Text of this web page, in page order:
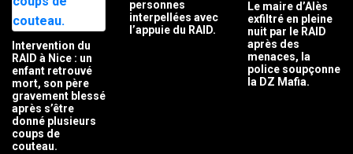
Intervention du
RAID à Nice : un
enfant retrouvé
mort, son père
gravement blessé
après s’être
donné plusieurs
coups de
couteau.
personnes
interpellées avec
l’appuie du RAID.
Le maire d’Alès
exfiltré en pleine
nuit par le RAID
après des
menaces, la
police soupçonne
la DZ Mafia.